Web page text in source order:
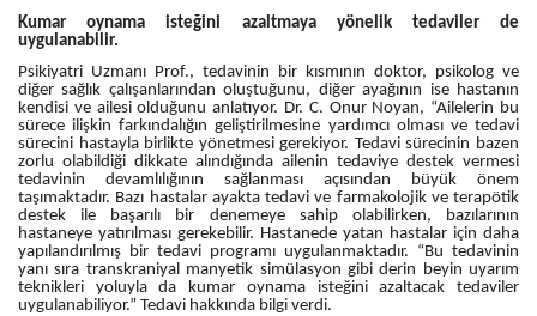
Kumar oynama isteğini azaltmaya yönelik tedaviler de
uygulanabilir.
Psikiyatri Uzmanı Prof., tedavinin bir kısmının doktor, psikolog ve
diğer sağlık çalışanlarından oluştuğunu, diğer ayağının ise hastanın
kendisi ve ailesi olduğunu anlatıyor. Dr. C. Onur Noyan, “Ailelerin bu
sürece ilişkin farkındalığın geliştirilmesine yardımcı olması ve tedavi
sürecini hastayla birlikte yönetmesi gerekiyor. Tedavi sürecinin bazen
zorlu olabildiği dikkate alındığında ailenin tedaviye destek vermesi
tedavinin devamlılığının sağlanması açısından büyük önem
taşımaktadır. Bazı hastalar ayakta tedavi ve farmakolojik ve terapötik
destek ile başarılı bir denemeye sahip olabilirken, bazılarının
hastaneye yatırılması gerekebilir. Hastanede yatan hastalar için daha
yapılandırılmış bir tedavi programı uygulanmaktadır. “Bu tedavinin
yanı sıra transkraniyal manyetik simülasyon gibi derin beyin uyarım
teknikleri yoluyla da kumar oynama isteğini azaltacak tedaviler
uygulanabiliyor.” Tedavi hakkında bilgi verdi.